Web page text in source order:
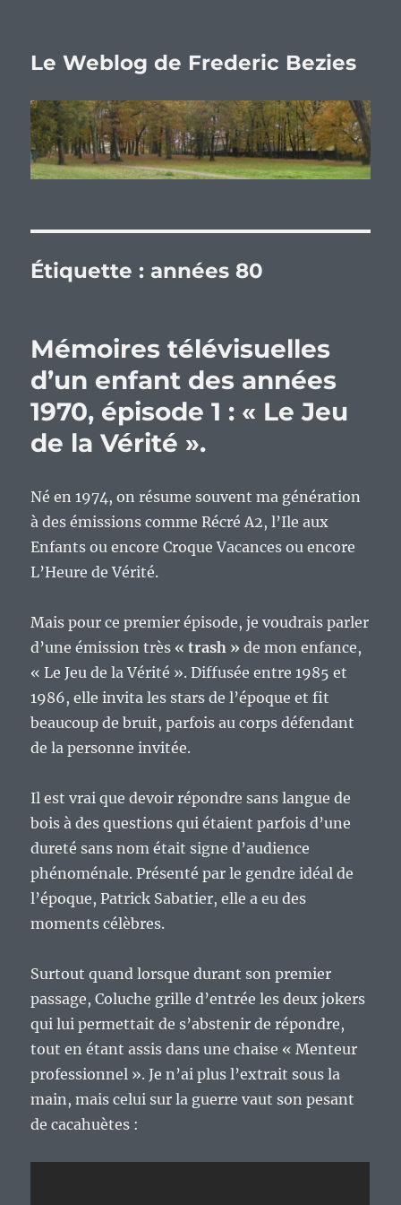
Le Weblog de Frederic Bezies
Étiquette : années 80
Mémoires télévisuelles
d’un enfant des années
1970, épisode 1 : « Le Jeu
de la Vérité ».
Né en 1974, on résume souvent ma génération
à des émissions comme Récré A2, l’Ile aux
Enfants ou encore Croque Vacances ou encore
L’Heure de Vérité.
Mais pour ce premier épisode, je voudrais parler
d’une émission très « trash » de mon enfance,
« Le Jeu de la Vérité ». Diffusée entre 1985 et
1986, elle invita les stars de l’époque et fit
beaucoup de bruit, parfois au corps défendant
de la personne invitée.
Il est vrai que devoir répondre sans langue de
bois à des questions qui étaient parfois d’une
dureté sans nom était signe d’audience
phénoménale. Présenté par le gendre idéal de
l’époque, Patrick Sabatier, elle a eu des
moments célèbres.
Surtout quand lorsque durant son premier
passage, Coluche grille d’entrée les deux jokers
qui lui permettait de s’abstenir de répondre,
tout en étant assis dans une chaise « Menteur
professionnel ». Je n’ai plus l’extrait sous la
main, mais celui sur la guerre vaut son pesant
de cacahuètes :